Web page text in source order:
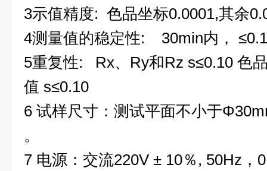
3示值精度: 色品坐标0.0001,其余
4测量值的稳定性: 30min内，
5重复性: Rx、Ry和Rz s≤0.10 色
值 s≤0.10
6 试样尺寸：测试平面不小于
。
7 电源：交流220V ± 10％, 50Hz，